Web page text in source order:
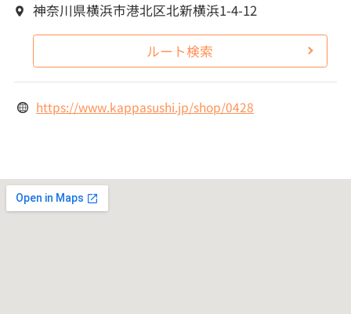
神奈川県横浜市港北区北新横浜1-4-12
ルート検索
https://www.kappasushi.jp/shop/0428